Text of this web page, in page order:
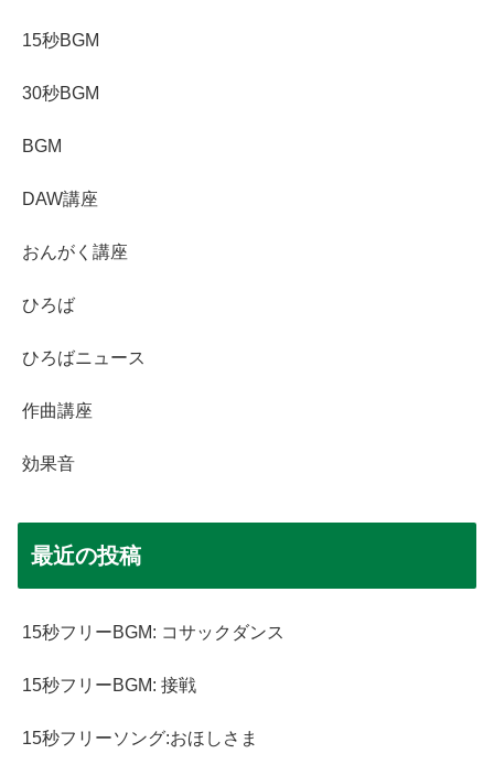
15秒BGM
30秒BGM
BGM
DAW講座
おんがく講座
ひろば
ひろばニュース
作曲講座
効果音
最近の投稿
15秒フリーBGM: コサックダンス
15秒フリーBGM: 接戦
15秒フリーソング:おほしさま